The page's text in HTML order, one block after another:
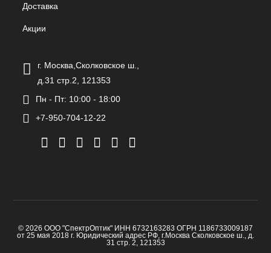
Доставка
Акции
г. Москва,Сколковское ш.,
д.31 стр.2, 121353
Пн - Пт: 10:00 - 18:00
+7-950-704-12-22
© 2026 ООО "СпектрОптик" ИНН 6732163283 ОГРН 1186733009187
от 25 мая 2018 г. Юридический адрес РФ, г.Москва Сколковское ш., д.
31 стр. 2, 121353